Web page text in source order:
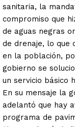
sanitaria, la
compromiso que
de aguas negras
de drenaje, lo que
en la población,
gobierno se
un servicio básico
En su mensaje la
adelantó que hay
programa de